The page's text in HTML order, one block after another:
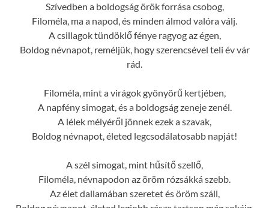
Szívedben a boldogság örök forrása csobog,
Filoméla, ma a napod, és minden álmod valóra válj.
A csillagok tündöklő fénye ragyog az égen,
Boldog névnapot, reméljük, hogy szerencsével teli év vár
rád.
Filoméla, mint a virágok gyönyörű kertjében,
A napfény simogat, és a boldogság zeneje zenél.
A lélek mélyéről jönnek ezek a szavak,
Boldog névnapot, életed legcsodálatosabb napját!
A szél simogat, mint hűsítő szellő,
Filoméla, névnapodon az öröm rózsákká szebb.
Az élet dallamában szeretet és öröm száll,